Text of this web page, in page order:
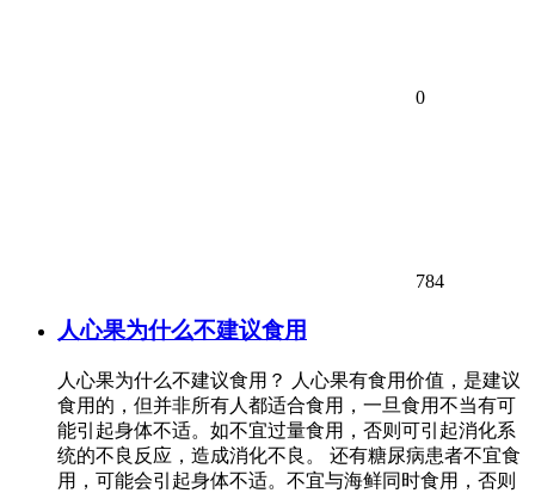
0
784
人心果为什么不建议食用
人心果为什么不建议食用？ 人心果有食用价值，是建议
食用的，但并非所有人都适合食用，一旦食用不当有可
能引起身体不适。如不宜过量食用，否则可引起消化系
统的不良反应，造成消化不良。 还有糖尿病患者不宜食
用，可能会引起身体不适。不宜与海鲜同时食用，否则